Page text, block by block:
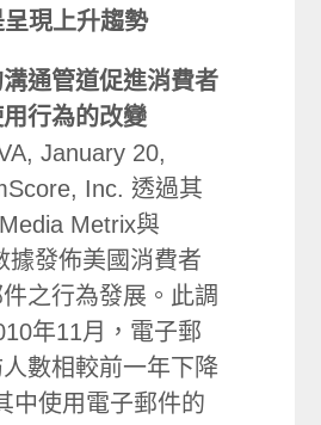
現上升趨勢
通管道促進消費者
行為的改變
January 20,
Inc. 透過其
Metrix與
據發佈美國消費者
之行為發展。此調
年11月，電子郵
數相較前一年下降
中使用電子郵件的